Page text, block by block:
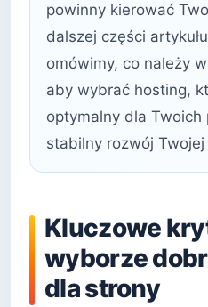
powinny kierować
dalszej części
omówimy, co należy
aby wybrać hosting,
optymalny dla
stabilny rozwój
Kluczowe
wyborze
dla strony